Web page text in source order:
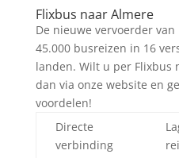
Flixbus naar Almere
De nieuwe vervoerder
45.000 busreizen in 16
landen. Wilt u per Flixbus
dan via onze website en
voordelen!
Directe
verbinding